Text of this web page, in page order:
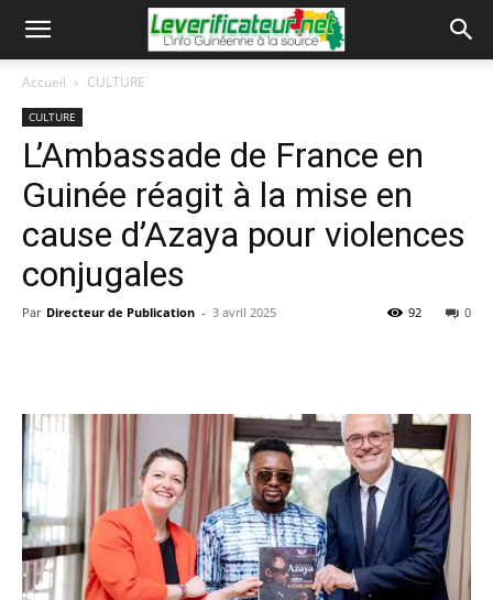
Accueil CULTURE
CULTURE
L’Ambassade de France en
Guinée réagit à la mise en
cause d’Azaya pour violences
conjugales
Par Directeur de Publication - 3 avril 2025 0
92